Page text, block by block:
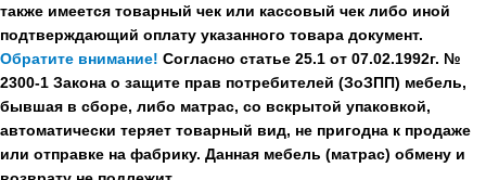
также имеется товарный чек или кассовый чек либо иной
подтверждающий оплату указанного товара документ.
Обратите внимание! Согласно статье 25.1 от 07.02.1992г. №
2300-1 Закона о защите прав потребителей (ЗоЗПП) мебель,
бывшая в сборе, либо матрас, со вскрытой упаковкой,
автоматически теряет товарный вид, не пригодна к продаже
или отправке на фабрику. Данная мебель (матрас) обмену и